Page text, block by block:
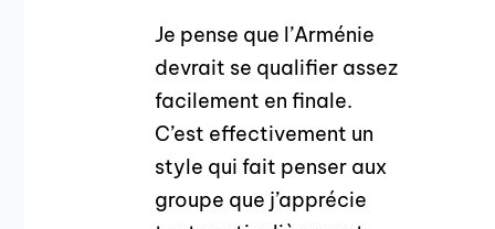
Je pense que l’Arménie
devrait se qualifier assez
facilement en finale.
C’est effectivement un
style qui fait penser aux
groupe que j’apprécie